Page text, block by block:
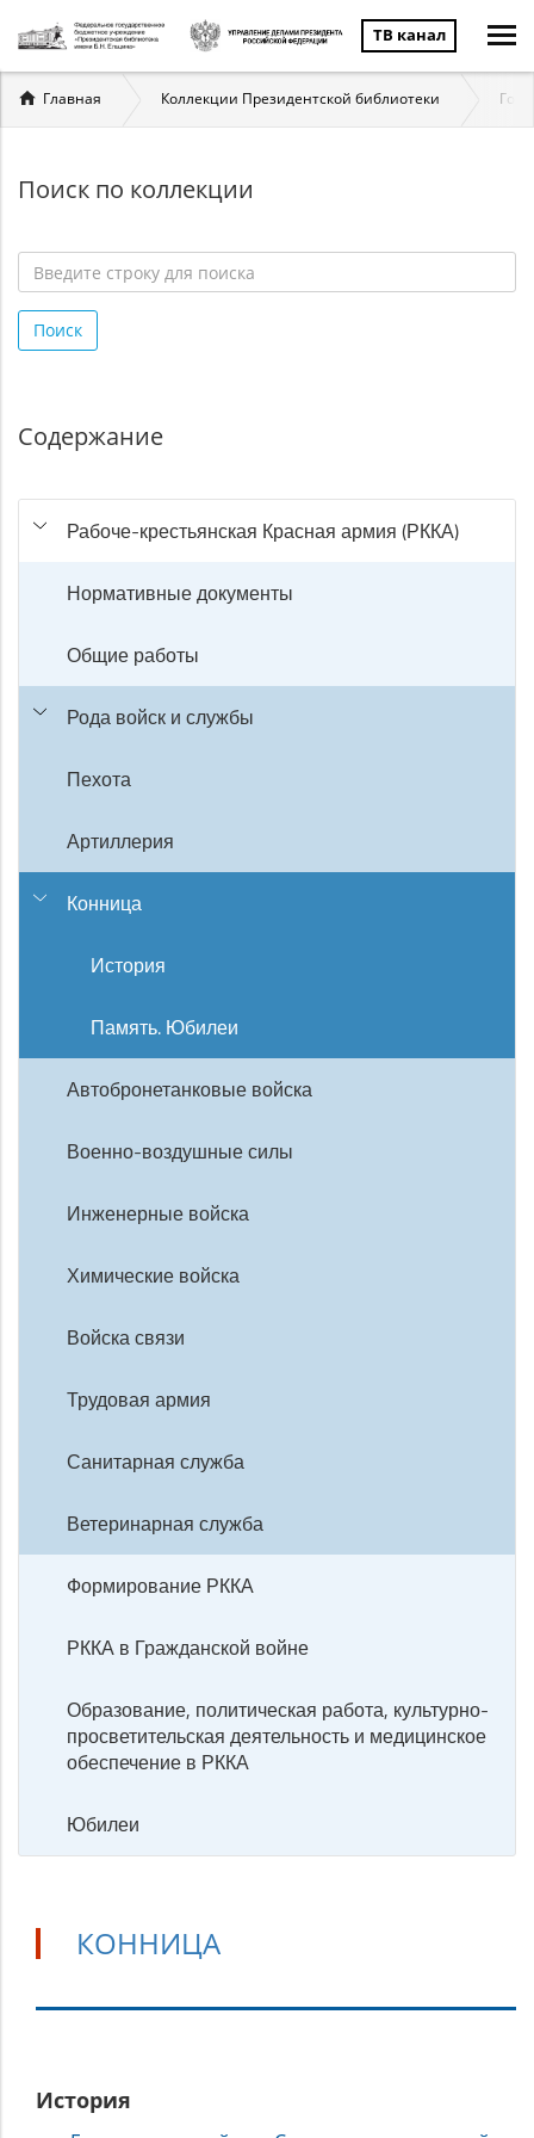
ТВ канал
Вы
здесь
Главная Коллекции Президентской библиотеки
Поиск по коллекции
строку
для
Поиск
Содержание
Рабоче-крестьянская Красная армия (РККА)
Нормативные документы
Общие работы
Рода войск и службы
Пехота
Артиллерия
Конница
История
Память. Юбилеи
Автобронетанковые войска
Военно-воздушные силы
Инженерные войска
Химические войска
Войска связи
Трудовая армия
Санитарная служба
Ветеринарная служба
Формирование РККА
РККА в Гражданской войне
Образование, политическая работа, культурно-
просветительская деятельность и медицинское
обеспечение в РККА
Юбилеи
КОННИЦА
История